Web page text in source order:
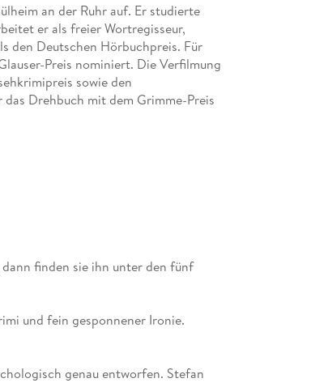
an der Ruhr auf. Er studierte
er als freier Wortregisseur,
den Deutschen Hörbuchpreis. Für
Preis nominiert. Die Verfilmung
sowie den
Drehbuch mit dem Grimme-Preis
finden sie ihn unter den fünf
und fein gesponnener Ironie.
genau entworfen. Stefan